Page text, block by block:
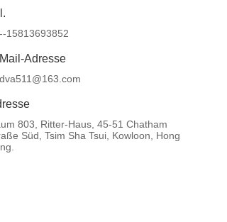
15813693852
Adresse
803, Ritter-Haus, 45-51 Chatham
Süd, Tsim Sha Tsui, Kowloon, Hong